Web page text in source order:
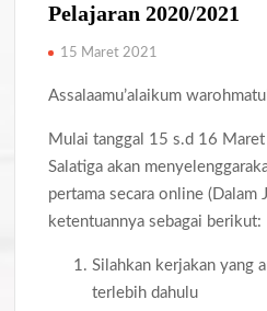
Pelajaran 2020/2021
15 Maret 2021
Assalaamu’alaikum
Mulai tanggal 15 s.d 16
Salatiga akan
pertama secara online (Dalam
ketentuannya sebagai berikut:
Silahkan kerjakan yang
terlebih dahulu